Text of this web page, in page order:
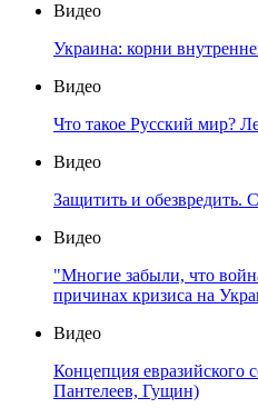
Видео
Украина: корни
Видео
Что такое Русский мир?
Видео
Защитить и обезвредить.
Видео
"Многие забыли, что
причинах кризиса на
Видео
Концепция евразийского
Пантелеев, Гущин)